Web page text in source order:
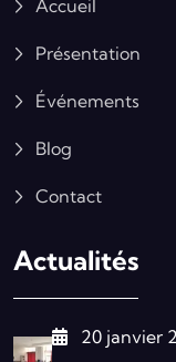
Accueil
Présentation
Événements
Blog
Contact
Actualités
20 janvier